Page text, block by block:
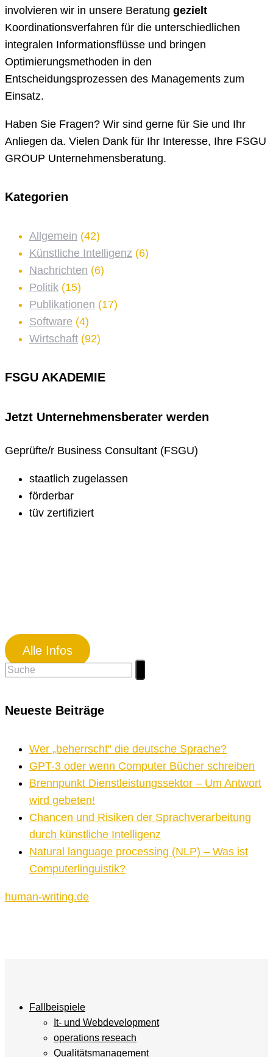
involvieren wir in unsere Beratung gezielt
Koordinationsverfahren für die unterschiedlichen
integralen Informationsflüsse und bringen
Optimierungsmethoden in den
Entscheidungsprozessen des Managements zum
Einsatz.
Haben Sie Fragen? Wir sind gerne für Sie und Ihr
Anliegen da. Vielen Dank für Ihr Interesse, Ihre FSGU
GROUP Unternehmensberatung.
Kategorien
Allgemein (42)
Künstliche Intelligenz (6)
Nachrichten (6)
Politik (15)
Publikationen (17)
Software (4)
Wirtschaft (92)
FSGU AKADEMIE
Jetzt Unternehmens­berater werden
Geprüfte/r Business Consultant (FSGU)
staatlich zugelassen
förderbar
tüv zertifiziert
Alle Infos
Suchen
Neueste Beiträge
Wer „beherrscht“ die deutsche Sprache?
GPT-3 oder wenn Computer Bücher schreiben
Brennpunkt Dienstleistungssektor – Um Antwort
wird gebeten!
Chancen und Risiken der Sprachverarbeitung
durch künstliche Intelligenz
Natural language processing (NLP) – Was ist
Computerlinguistik?
human-writing.de
Fallbeispiele
It- und Webdevelopment
operations reseach
Qualitätsmanagement